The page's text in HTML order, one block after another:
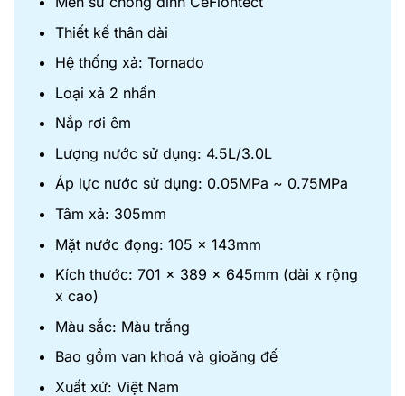
Thiết kế thân dài
Hệ thống xả: Tornado
Loại xả 2 nhấn
Nắp rơi êm
Lượng nước sử dụng: 4.5L/3.0L
Áp lực nước sử dụng: 0.05MPa ~ 0.75MPa
Tâm xả: 305mm
Mặt nước đọng: 105 x 143mm
Kích thước: 701 x 389 x 645mm (dài x rộng
x cao)
Màu sắc: Màu trắng
Bao gồm van khoá và gioăng đế
Xuất xứ: Việt Nam